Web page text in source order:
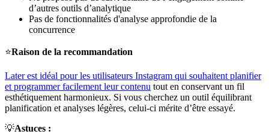
d’autres outils d’analytique
Pas de fonctionnalités d'analyse approfondie de la
concurrence
⭐Raison de la recommandation
Later est idéal pour les utilisateurs Instagram qui souhaitent planifier
et programmer facilement leur contenu tout en conservant un fil
esthétiquement harmonieux. Si vous cherchez un outil équilibrant
planification et analyses légères, celui-ci mérite d’être essayé.
💡Astuces :